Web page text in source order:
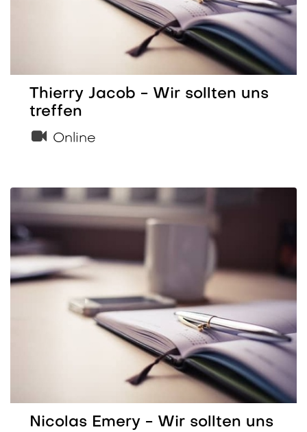
Thierry Jacob - Wir sollten uns
treffen
Online
Nicolas Emery - Wir sollten uns